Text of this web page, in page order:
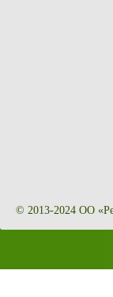
© 2013-2024 ОО